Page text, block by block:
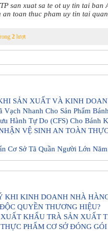
san xuat sa te ot uy tin tai ban
an toan thuc pham uy tin tai
2 lượt
SẢN XUẤT VÀ KINH
Nhanh Cho Sản Phẩm
Hành Tự Do (CFS) Cho Bánh
VỆ SINH AN TOÀN
Cơ Sở Tã Quần Người Lớn
KHI KINH DOANH NHÀ
QUYỀN THƯƠNG HIỆU?
KHẨU TRÀ SẢN XUẤT
PHẨM CƠ SỞ ĐÓNG